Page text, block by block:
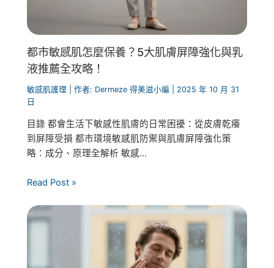
都市敏感肌怎麼保養？5大肌膚屏障強化與乳
液推薦全攻略！
敏感肌護理 | 作者: Dermeze 得美滋小編
2025 年 10 月 31
日
目錄 都會生活下敏感性肌膚的日常困擾：從皮膚乾癢
到屏障受損 都市環境敏感肌防禦與肌膚屏障強化策
略：成分、原理全解析 敏感...
Read Post »